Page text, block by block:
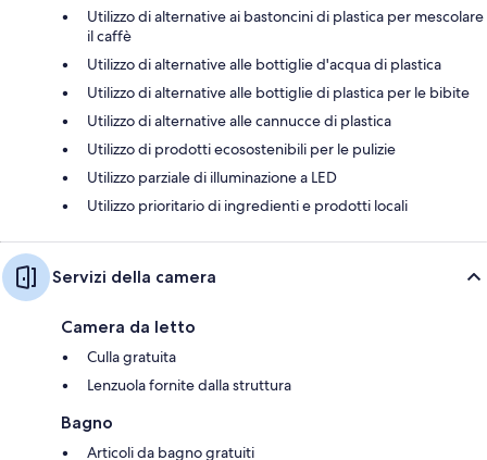
Utilizzo di alternative ai bastoncini di plastica per mescolare
il caffè
Utilizzo di alternative alle bottiglie d'acqua di plastica
Utilizzo di alternative alle bottiglie di plastica per le bibite
Utilizzo di alternative alle cannucce di plastica
Utilizzo di prodotti ecosostenibili per le pulizie
Utilizzo parziale di illuminazione a LED
Utilizzo prioritario di ingredienti e prodotti locali
Servizi della camera
Camera da letto
Culla gratuita
Lenzuola fornite dalla struttura
Bagno
Articoli da bagno gratuiti